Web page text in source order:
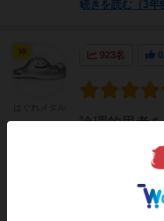
続きを読む（3年
923名
論理的思考
とかのヒン
確かに、非
もやってる
で、繰り返